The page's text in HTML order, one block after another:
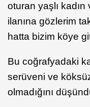
oturan yaşlı kadın
ilanına gözlerim
hatta bizim köye
Bu coğrafyadaki
serüveni ve
olmadığını